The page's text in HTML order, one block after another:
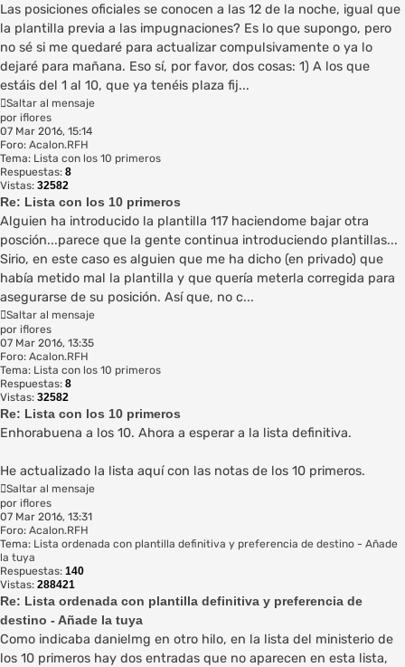
Las posiciones oficiales se conocen a las 12 de la noche, igual que
la plantilla previa a las impugnaciones? Es lo que supongo, pero
no sé si me quedaré para actualizar compulsivamente o ya lo
dejaré para mañana. Eso sí, por favor, dos cosas: 1) A los que
estáis del 1 al 10, que ya tenéis plaza fij...
Saltar al mensaje
por iflores
07 Mar 2016, 15:14
Foro: Acalon.RFH
Tema: Lista con los 10 primeros
Respuestas: 8
Vistas: 32582
Re: Lista con los 10 primeros
Alguien ha introducido la plantilla 117 haciendome bajar otra
posción...parece que la gente continua introduciendo plantillas...
Sirio, en este caso es alguien que me ha dicho (en privado) que
había metido mal la plantilla y que quería meterla corregida para
asegurarse de su posición. Así que, no c...
Saltar al mensaje
por iflores
07 Mar 2016, 13:35
Foro: Acalon.RFH
Tema: Lista con los 10 primeros
Respuestas: 8
Vistas: 32582
Re: Lista con los 10 primeros
Enhorabuena a los 10. Ahora a esperar a la lista definitiva.
He actualizado la lista aquí con las notas de los 10 primeros.
Saltar al mensaje
por iflores
07 Mar 2016, 13:31
Foro: Acalon.RFH
Tema: Lista ordenada con plantilla definitiva y preferencia de destino - Añade
la tuya
Respuestas: 140
Vistas: 288421
Re: Lista ordenada con plantilla definitiva y preferencia de
destino - Añade la tuya
Como indicaba danielmg en otro hilo, en la lista del ministerio de
los 10 primeros hay dos entradas que no aparecen en esta lista,